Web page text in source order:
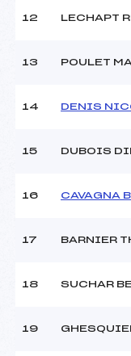
Traceur :
Ouvreurs C :
Ouvreurs E :
Pénalité
12 LECHAPT
13 POULET
14 DENIS
15 DUBOIS
16 CAVAGNA
17 BARNIER
18 SUCHAR
19